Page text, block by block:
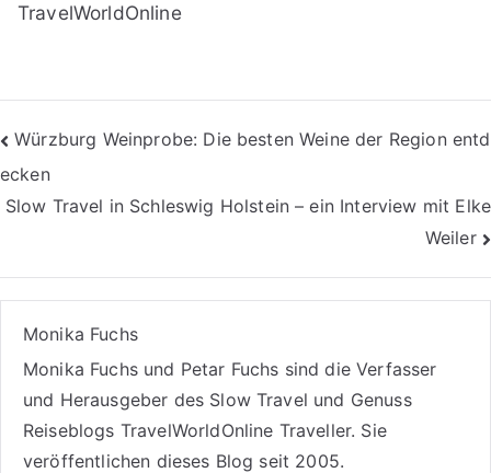
TravelWorldOnline
Beitragsnavigation
Würzburg Weinprobe: Die besten Weine der Region entd
ecken
Slow Travel in Schleswig Holstein – ein Interview mit Elke
Weiler
Monika Fuchs
Monika Fuchs und Petar Fuchs sind die Verfasser
und Herausgeber des Slow Travel und Genuss
Reiseblogs TravelWorldOnline Traveller. Sie
veröffentlichen dieses Blog seit 2005.